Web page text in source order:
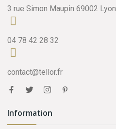
3 rue Simon Maupin 69002 Lyon
04 78 42 28 32
contact@tellor.fr
Information